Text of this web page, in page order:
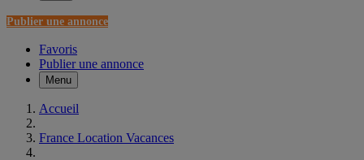
Publier une annonce
Favoris
Publier une annonce
Menu
Accueil
France Location Vacances